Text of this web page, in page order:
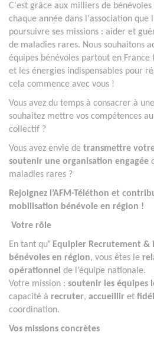
C'est grâce aux milliers de bénévoles
chaque année dans l'association que
poursuivre ses missions : aider et
de maladies rares. Nous souhaitons
équipes bénévoles partout en France
et les énergies indispensables pour
cela commence avec vous !
Vous avez du temps à consacrer à une
souhaitez mettre vos compétences
collectif ?
Vous avez envie de transmettre
soutenir une organisation engagée
maladies rares ?
Rejoignez l’AFM-Téléthon et
mobilisation bénévole en région !
Votre rôle
En tant qu' Equipier Recrutement &
bénévoles en région, vous êtes le
opérationnel de l’équipe nationale.
Votre mission : soutenir les équipes
capacité à recruter, accueillir et
coordination.
Vos missions concrètes